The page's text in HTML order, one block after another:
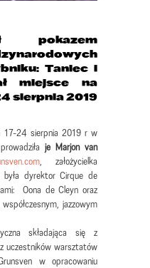
pokazem
Taniec i
miejsce na
sierpnia 2019
17-24 sierpnia 2019 r w
je Marjon van
, założycielka
dyrektor Cirque de
Oona de Cleyn oraz
jazzowym
składająca się z
uczestników warsztatów
w opracowaniu